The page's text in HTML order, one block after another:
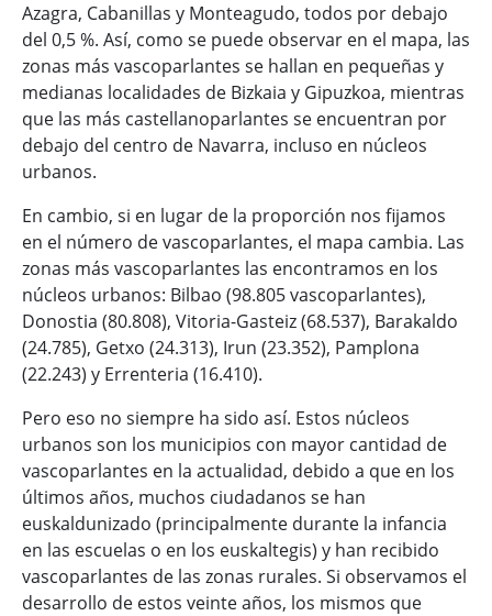
Azagra, Cabanillas y Monteagudo, todos por debajo
del 0,5 %. Así, como se puede observar en el mapa, las
zonas más vascoparlantes se hallan en pequeñas y
medianas localidades de Bizkaia y Gipuzkoa, mientras
que las más castellanoparlantes se encuentran por
debajo del centro de Navarra, incluso en núcleos
urbanos.
En cambio, si en lugar de la proporción nos fijamos
en el número de vascoparlantes, el mapa cambia. Las
zonas más vascoparlantes las encontramos en los
núcleos urbanos: Bilbao (98.805 vascoparlantes),
Donostia (80.808), Vitoria-Gasteiz (68.537), Barakaldo
(24.785), Getxo (24.313), Irun (23.352), Pamplona
(22.243) y Errenteria (16.410).
Pero eso no siempre ha sido así. Estos núcleos
urbanos son los municipios con mayor cantidad de
vascoparlantes en la actualidad, debido a que en los
últimos años, muchos ciudadanos se han
euskaldunizado (principalmente durante la infancia
en las escuelas o en los euskaltegis) y han recibido
vascoparlantes de las zonas rurales. Si observamos el
desarrollo de estos veinte años, los mismos que